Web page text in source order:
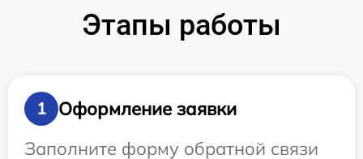
Этапы работы
1
Оформление заявки
Заполните форму обратной связи